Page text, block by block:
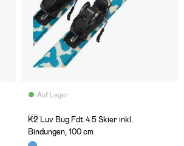
Auf Lager
(0)
K2 Luv Bug Fdt 4.5 Skier inkl.
Bindungen, 100 cm